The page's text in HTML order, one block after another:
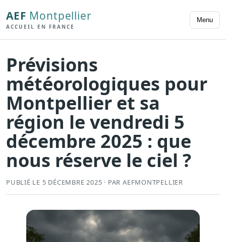
AEF Montpellier
ACCUEIL EN FRANCE
Menu
Prévisions
météorologiques pour
Montpellier et sa
région le vendredi 5
décembre 2025 : que
nous réserve le ciel ?
PUBLIÉ LE 5 DÉCEMBRE 2025 · PAR AEFMONTPELLIER